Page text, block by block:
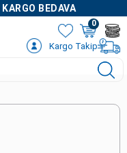
KARGO BEDAVA
0
Kargo Takip